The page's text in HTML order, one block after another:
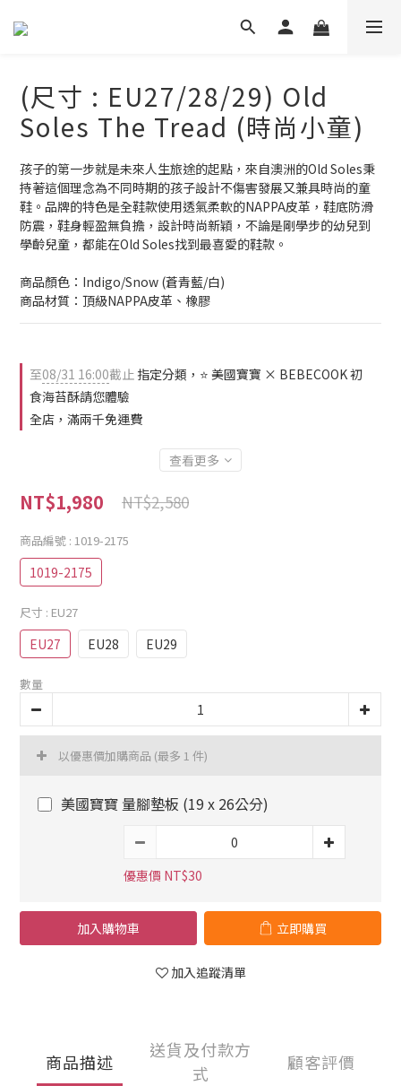
(尺寸 : EU27/28/29) Old
Soles The Tread (時尚小童)
孩子的第一步就是未來人生旅途的起點，來自澳洲的Old Soles秉
持著這個理念為不同時期的孩子設計不傷害發展又兼具時尚的童
鞋。品牌的特色是全鞋款使用透氣柔軟的NAPPA皮革，鞋底防滑
防震，鞋身輕盈無負擔，設計時尚新穎，不論是剛學步的幼兒到
學齡兒童，都能在Old Soles找到最喜愛的鞋款。
商品顏色：Indigo/Snow (蒼青藍/白)
商品材質：頂級NAPPA皮革、橡膠
至08/31 16:00截止 指定分類，⭐ 美國寶寶 × BEBECOOK 初
食海苔酥請您體驗
全店，滿兩千免運費
查看更多
NT$1,980 NT$2,580
商品編號 : 1019-2175
1019-2175
尺寸 : EU27
EU27 EU28 EU29
數量
以優惠價加購商品 (最多 1 件)
美國寶寶 量腳墊板 (19 x 26公分)
優惠價 NT$30
加入購物車 立即購買
加入追蹤清單
商品描述
送貨及付款方
式
顧客評價